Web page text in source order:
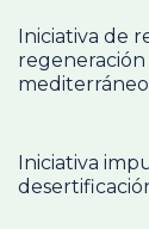
Iniciativa de
regeneración
Iniciativa